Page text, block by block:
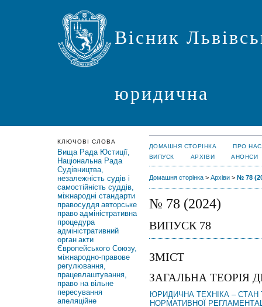
Вісник
юридична
КЛЮЧОВІ СЛОВА
Вища Рада Юстиції,
Національна Рада
Судівництва,
незалежність судів і
самостійність суддів,
міжнародні стандарти
правосуддя авторське
право адміністративна
процедура
адміністративний
орган акти
Європейського Союзу,
міжнародно-правове
регулювання,
працевлаштування,
право на вільне
пересування
апеляційне
ДОМАШНЯ СТОРІНКА
ПРО НАС
ВИПУСК
АРХІВИ АНОНСИ
Домашня сторінка> Архіви> № 78
№ 78 (2024)
ВИПУСК 78
ЗМІСТ
ЗАГАЛЬНА ТЕОРІЯ
ЮРИДИЧНА ТЕХНІКА –
НОРМАТИВНОЇ